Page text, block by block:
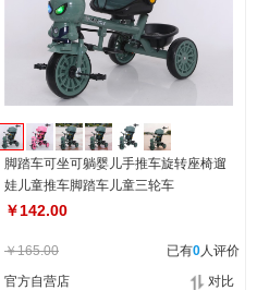
脚踏车可坐可躺婴儿手推车旋转座椅遛
娃儿童推车脚踏车儿童三轮车
￥142.00
￥165.00 已有0人评价
官方自营店
对比